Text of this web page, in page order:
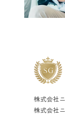
株式会社
株式会社